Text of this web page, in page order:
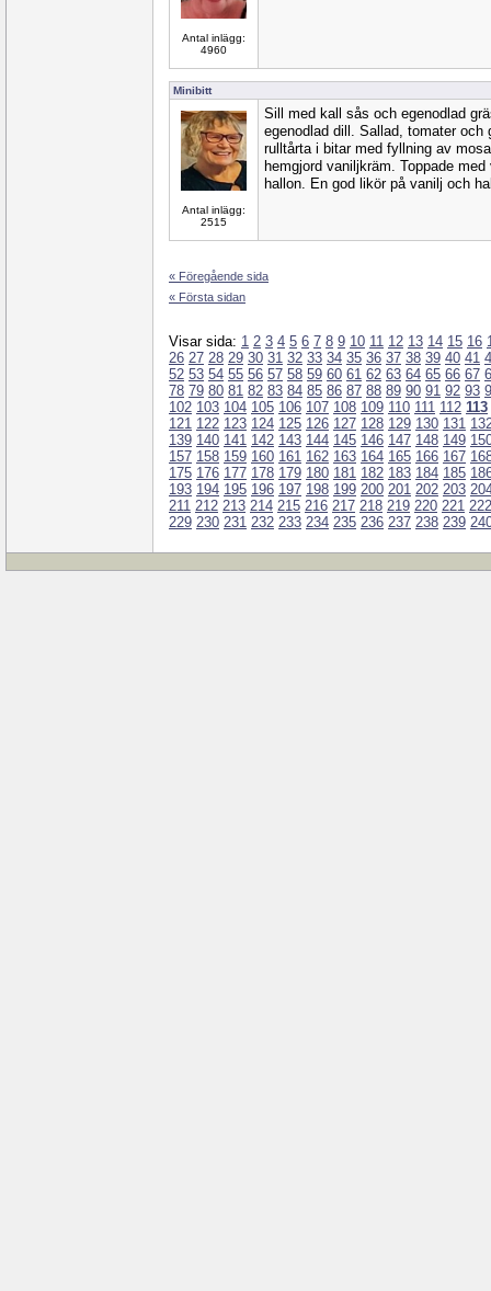
Antal inlägg:
4960
Minibitt
Antal inlägg:
2515
Sill med kall sås och egenodlad
egenodlad dill. Sallad, tomater och
rulltårta i bitar med fyllning av
hemgjord vaniljkräm. Toppade
hallon. En god likör på vanilj och
« Föregående sida
« Första sidan
Visar sida: 1 2 3 4 5 6 7 8 9 10 11 12 13 14 15 16
26 27 28 29 30 31 32 33 34 35 36 37 38 39 40 41
52 53 54 55 56 57 58 59 60 61 62 63 64 65 66 67
78 79 80 81 82 83 84 85 86 87 88 89 90 91 92 93
102 103 104 105 106 107 108 109 110 111 112 113
121 122 123 124 125 126 127 128 129 130 131
139 140 141 142 143 144 145 146 147 148 149
157 158 159 160 161 162 163 164 165 166 167
175 176 177 178 179 180 181 182 183 184 185
193 194 195 196 197 198 199 200 201 202 203
211 212 213 214 215 216 217 218 219 220 221 222
229 230 231 232 233 234 235 236 237 238 239